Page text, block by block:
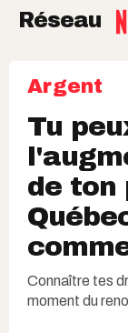
Réseau
Argent
Tu
de ton
Connaître tes
moment du